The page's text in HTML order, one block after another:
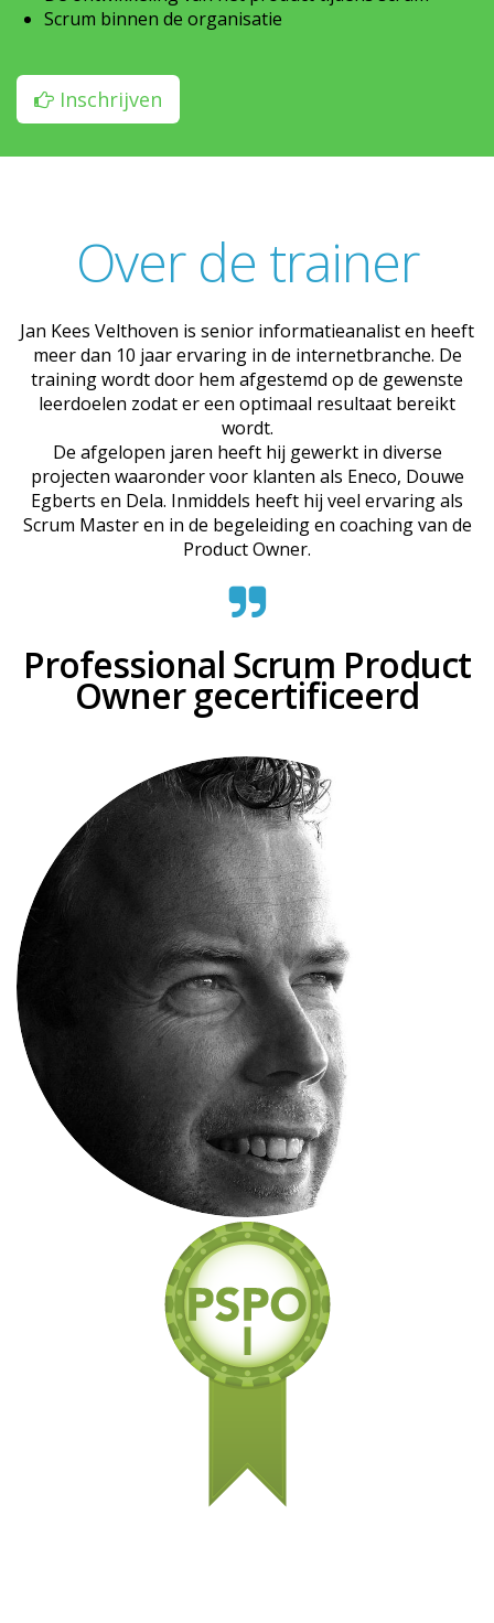
Scrum binnen de organisatie
Inschrijven
Over de trainer
Jan Kees Velthoven is senior informatieanalist en heeft
meer dan 10 jaar ervaring in de internetbranche. De
training wordt door hem afgestemd op de gewenste
leerdoelen zodat er een optimaal resultaat bereikt
wordt.
De afgelopen jaren heeft hij gewerkt in diverse
projecten waaronder voor klanten als Eneco, Douwe
Egberts en Dela. Inmiddels heeft hij veel ervaring als
Scrum Master en in de begeleiding en coaching van de
Product Owner.
Professional Scrum Product
Owner gecertificeerd
Jan Kees Velthoven